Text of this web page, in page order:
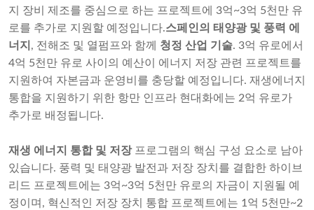
지 장비 제조를 중심으로 하는 프로젝트에 3억~3억 5천만 유
로를 추가로 지원할 예정입니다.스페인의 태양광 및 풍력 에
너지 , 전해조 및 열펌프와 함께 청정 산업 기술. 3억 유로에서
4억 5천만 유로 사이의 예산이 에너지 저장 관련 프로젝트를
지원하여 자본금과 운영비를 충당할 예정입니다. 재생에너지
통합을 지원하기 위한 항만 인프라 현대화에는 2억 유로가
추가로 배정됩니다.
재생 에너지 통합 및 저장프로그램의 핵심 구성 요소로 남아
있습니다. 풍력 및 태양광 발전과 저장 장치를 결합한 하이브
리드 프로젝트에는 3억~3억 5천만 유로의 자금이 지원될 예
정이며, 혁신적인 저장 장치 통합 프로젝트에는 1억 5천만~2